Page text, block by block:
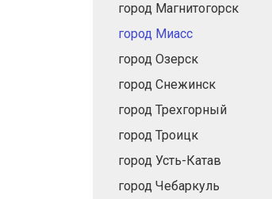
город Магнитогорск
город Миасс
город Озерск
город Снежинск
город Трехгорный
город Троицк
город Усть-Катав
город Чебаркуль